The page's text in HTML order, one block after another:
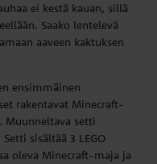
ei kestä kauan, sillä
Saako lentelevä
aaveen kaktuksen
ensimmäinen
rakentavat Minecraft-
Muunneltava setti
sisältää 3 LEGO
oleva Minecraft-maja ja